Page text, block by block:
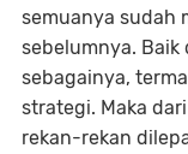
semuanya sudah
sebelumnya. Baik
sebagainya,
strategi. Maka
rekan-rekan